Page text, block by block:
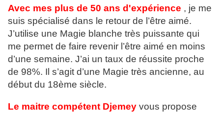
Avec mes plus de 50 ans d'expérience , je me
suis spécialisé dans le retour de l’être aimé.
J’utilise une Magie blanche très puissante qui
me permet de faire revenir l’être aimé en moins
d’une semaine. J’ai un taux de réussite proche
de 98%. Il s’agit d’une Magie très ancienne, au
début du 18ème siècle.
Le maitre compétent Djemey vous propose